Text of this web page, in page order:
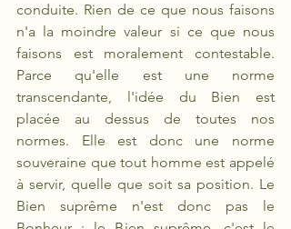
conduite. Rien de ce que nous faisons
n'a la moindre valeur si ce que nous
faisons est moralement contestable.
Parce qu'elle est une norme
transcendante, l'idée du Bien est
placée au dessus de toutes nos
normes. Elle est donc une norme
souveraine que tout homme est appelé
à servir, quelle que soit sa position. Le
Bien suprême n'est donc pas le